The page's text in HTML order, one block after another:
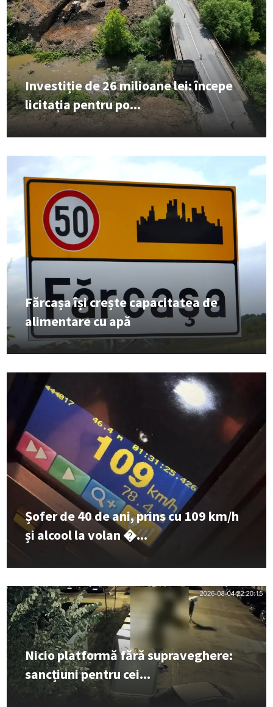
Investiție de 26 milioane lei: începe
licitația pentru po...
Fărcașa își crește capacitatea de
alimentare cu apă
Șofer de 40 de ani, prins cu 109 km/h
și alcool la volan �...
Nicio platformă fără supraveghere:
sancțiuni pentru cei...